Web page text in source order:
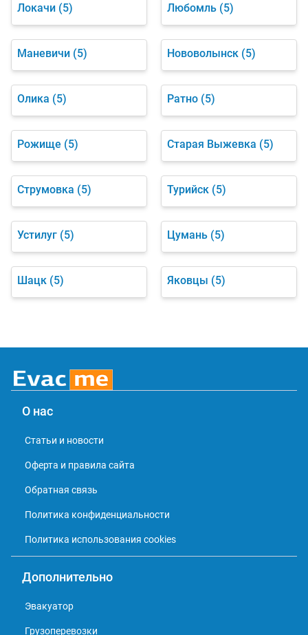
Локачи (5) Любомль (5)
Маневичи (5) Нововолынск (5)
Олика (5) Ратно (5)
Рожище (5) Старая Выжевка (5)
Струмовка (5) Турийск (5)
Устилуг (5) Цумань (5)
Шацк (5) Яковцы (5)
О нас
Статьи и новости
Оферта и правила сайта
Обратная связь
Политика конфиденциальности
Политика использования cookies
Дополнительно
Эвакуатор
Грузоперевозки